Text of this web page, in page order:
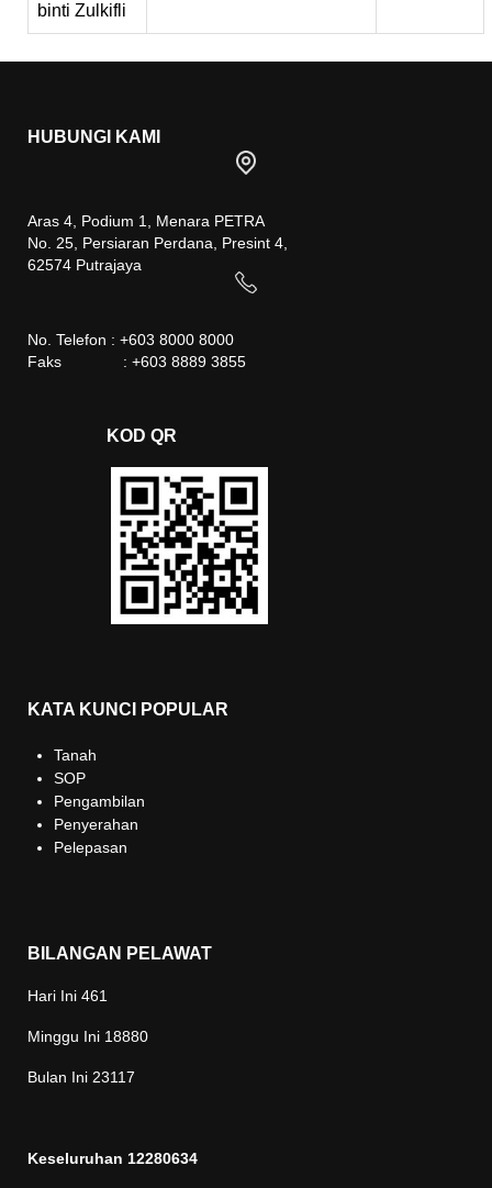
binti Zulkifli
HUBUNGI KAMI
Aras 4, Podium 1, Menara PETRA
No. 25, Persiaran Perdana, Presint 4,
62574 Putrajaya
No. Telefon : +603 8000 8000
Faks : +603 8889 3855
KOD QR
KATA KUNCI POPULAR
Tanah
SOP
Pengambilan
Penyerahan
Pelepasan
BILANGAN PELAWAT
Hari Ini 461
Minggu Ini 18880
Bulan Ini 23117
Keseluruhan 12280634